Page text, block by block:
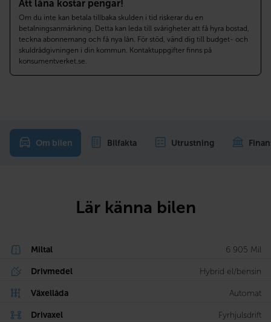
Att låna kostar pengar!
Om du inte kan betala tillbaka skulden i tid riskerar du en
betalningsanmärkning. Detta kan leda till svårigheter att få hyra bostad,
teckna abonnemang och få nya lån. För stöd, vänd dig till budget- och
skuldrådgivningen i din kommun. Kontaktuppgifter finns på
konsumentverket.se.
Om bilen Bilfakta Utrustning
Lär känna bilen
Miltal 6 905 Mil
Drivmedel Hybrid el/bensin
Växellåda Automat
Drivaxel Fyrhjulsdrift